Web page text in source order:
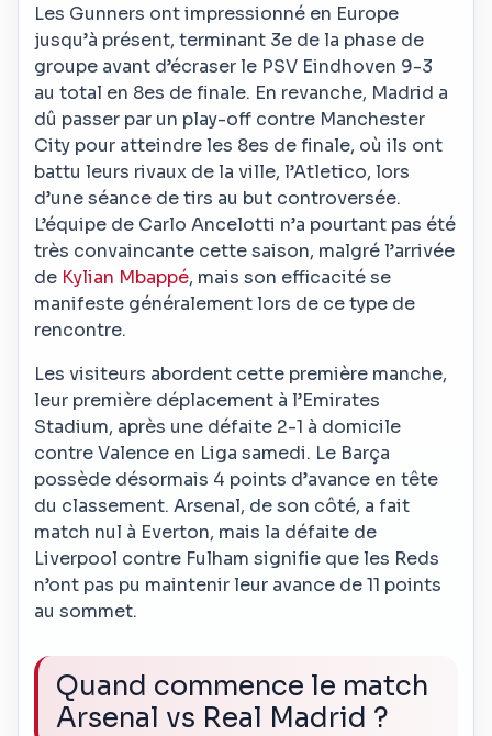
Les Gunners ont impressionné en Europe
jusqu’à présent, terminant 3e de la phase de
groupe avant d’écraser le PSV Eindhoven 9-3
au total en 8es de finale. En revanche, Madrid a
dû passer par un play-off contre Manchester
City pour atteindre les 8es de finale, où ils ont
battu leurs rivaux de la ville, l’Atletico, lors
d’une séance de tirs au but controversée.
L’équipe de Carlo Ancelotti n’a pourtant pas été
très convaincante cette saison, malgré l’arrivée
de Kylian Mbappé, mais son efficacité se
manifeste généralement lors de ce type de
rencontre.
Les visiteurs abordent cette première manche,
leur première déplacement à l’Emirates
Stadium, après une défaite 2-1 à domicile
contre Valence en Liga samedi. Le Barça
possède désormais 4 points d’avance en tête
du classement. Arsenal, de son côté, a fait
match nul à Everton, mais la défaite de
Liverpool contre Fulham signifie que les Reds
n’ont pas pu maintenir leur avance de 11 points
au sommet.
Quand commence le match
Arsenal vs Real Madrid ?